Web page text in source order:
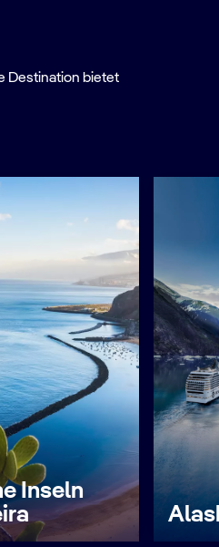
Destination bietet
Inseln